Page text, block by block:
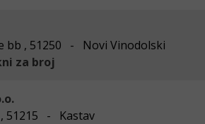
bb , 51250 - Novi Vinodolski
za broj
51215 - Kastav